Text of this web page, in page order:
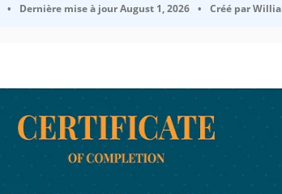
• Dernière mise à jourAugust 1, 2026 • Créé par